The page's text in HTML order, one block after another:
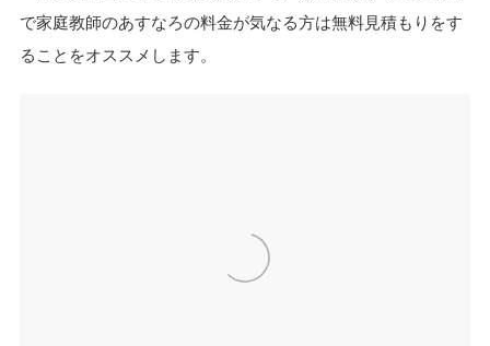
で家庭教師のあすなろの料金が気なる方は無料見積もりをす
ることをオススメします。